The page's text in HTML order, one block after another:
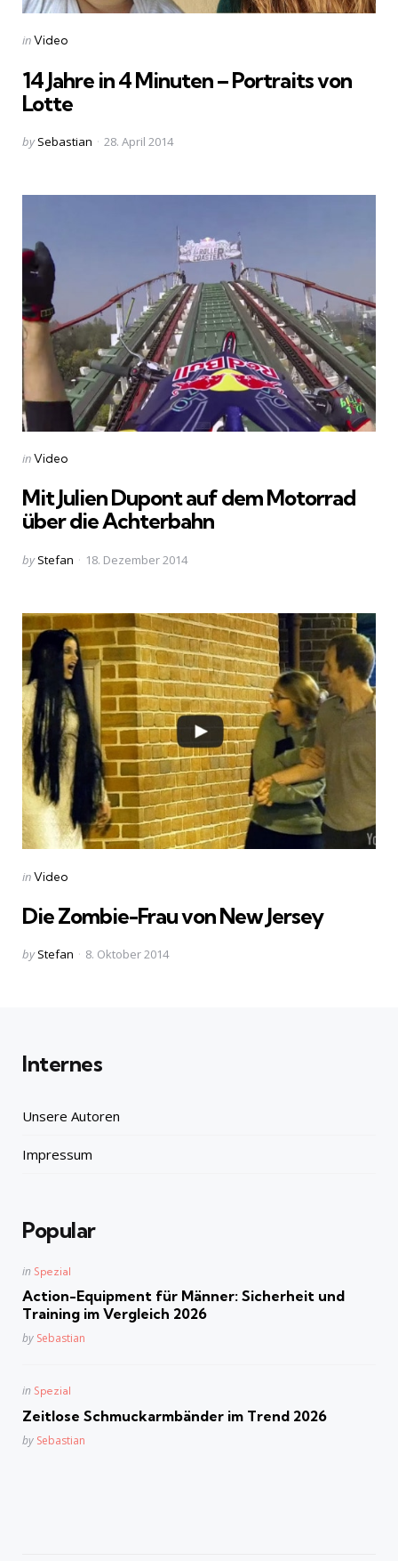
Categories
Posted
inVideo
14 Jahre in 4 Minuten – Portraits von
Lotte
Posted
by Sebastian 28. April 2014
Categories
Posted
inVideo
Mit Julien Dupont auf dem Motorrad
über die Achterbahn
Posted
by Stefan 18. Dezember 2014
Categories
Posted
inVideo
Die Zombie-Frau von New Jersey
Posted
by Stefan 8. Oktober 2014
Internes
Unsere Autoren
Impressum
Popular
Posted
in Spezial
Action-Equipment für Männer: Sicherheit und
Training im Vergleich 2026
Posted
by Sebastian
Posted
in Spezial
Zeitlose Schmuckarmbänder im Trend 2026
Posted
by Sebastian